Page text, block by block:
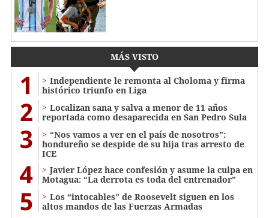
MÁS VISTO
1
Independiente le remonta al Choloma y firma
histórico triunfo en Liga
2
Localizan sana y salva a menor de 11 años
reportada como desaparecida en San Pedro Sula
3
“Nos vamos a ver en el país de nosotros”:
hondureño se despide de su hija tras arresto de
ICE
4
Javier López hace confesión y asume la culpa en
Motagua: “La derrota es toda del entrenador”
5
Los “intocables” de Roosevelt siguen en los
altos mandos de las Fuerzas Armadas